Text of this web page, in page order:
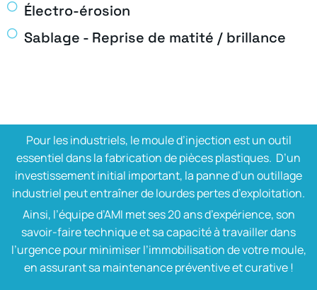
Électro-érosion
Sablage - Reprise de matité / brillance
Pour les industriels, le moule d’injection est un outil
essentiel dans la fabrication de pièces plastiques. D’un
investissement initial important, la panne d’un outillage
industriel peut entraîner de lourdes pertes d’exploitation.
Ainsi, l’équipe d’AMI met ses 20 ans d’expérience, son
savoir-faire technique et sa capacité à travailler dans
l’urgence pour minimiser l’immobilisation de votre moule,
en assurant sa maintenance préventive et curative !